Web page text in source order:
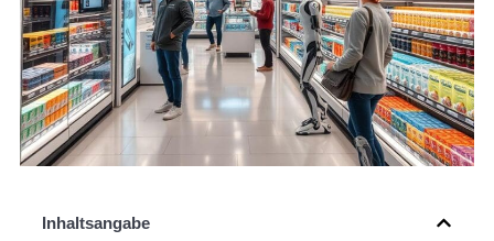
Inhaltsangabe